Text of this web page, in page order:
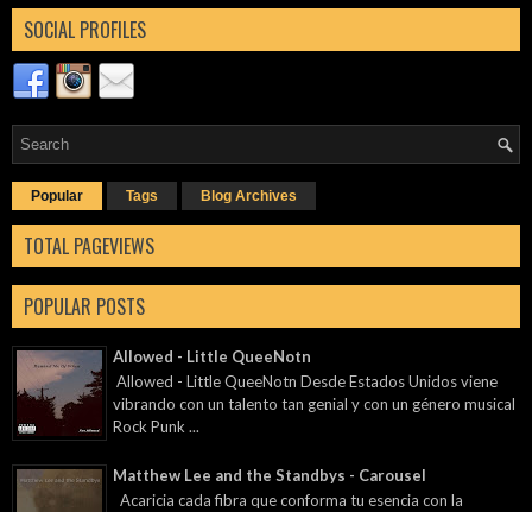
SOCIAL PROFILES
Popular Tags Blog Archives
TOTAL PAGEVIEWS
POPULAR POSTS
Allowed - Little QueeNotn
Allowed - Little QueeNotn Desde Estados Unidos viene
vibrando con un talento tan genial y con un género musical
Rock Punk ...
Matthew Lee and the Standbys - Carousel
Acaricia cada fibra que conforma tu esencia con la